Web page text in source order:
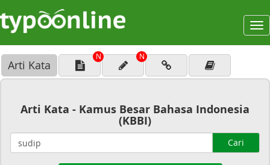
Arti Kata
N N
Arti Kata - Kamus Besar Bahasa Indonesia
(KBBI)
Cari